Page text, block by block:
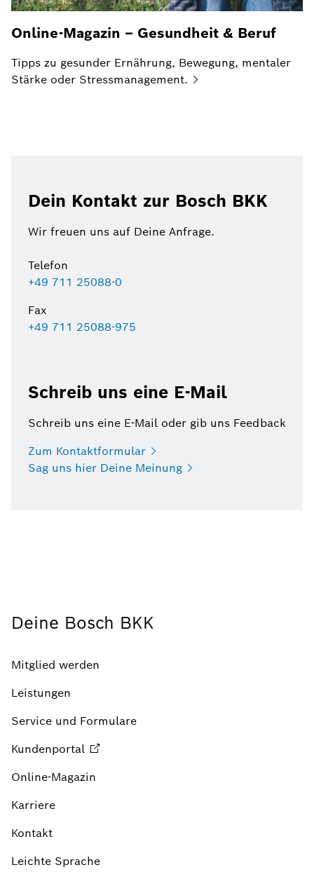
Online-Magazin – Gesundheit & Beruf
Tipps zu gesunder Ernährung, Bewegung, mentaler
Stärke oder Stressmanagement.
Dein Kontakt zur Bosch BKK
Wir freuen uns auf Deine Anfrage.
Telefon
+49 711 25088-0
Fax
+49 711 25088-975
Schreib uns eine E-Mail
Schreib uns eine E-Mail oder gib uns Feedback
Zum Kontaktformular
Sag uns hier Deine Meinung
Deine Bosch BKK
Mitglied werden
Leistungen
Service und Formulare
Kundenportal
Online-Magazin
Karriere
Kontakt
Leichte Sprache